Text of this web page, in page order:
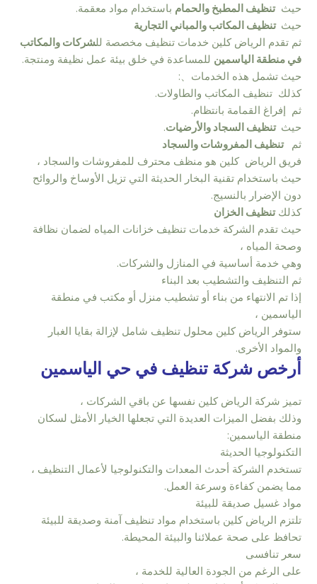
حيثتنظيف المطبخ والحمام باستخدام مواد معقمة.
حيث تنظيف المكاتب والمباني التجارية
ثم تقدم الرياض كلين خدمات تنظيف مخصصة للشركات والمكاتب
في منطقة الياسمين للمساعدة في خلق بيئة عمل نظيفة ومنتجة.
حيث تشمل هذه الخدمات、:
كذلك تنظيف المكاتب والطاولات.
ثم إفراغ القمامة بانتظام.
حيث تنظيف السجاد والأرضيات.
ثم تنظيف المفروشات والسجاد
فريق الرياض كلين هو منظف محترف للمفروشات والسجاد ،
حيث باستخدام تقنية البخار الحديثة التي تزيل الأوساخ والروائح
دون الإضرار بالنسيج.
كذلكتنظيف الخزان
حيث تقدم الشركة خدمات تنظيف خزانات المياه لضمان نظافة
وصحة المياه ،
وهي خدمة أساسية في المنازل والشركات.
ثم التنظيف والتشطيب بعد البناء
إذا تم الانتهاء من بناء أو تشطيب منزل أو مكتب في منطقة
الياسمين ،
ستوفر الرياض كلين محلول تنظيف شامل لإزالة بقايا الغبار
والمواد الأخرى.
أرخص شركة تنظيف في حي الياسمين
تميز شركة الرياض كلين نفسها عن باقي الشركات ،
وذلك بفضل الميزات العديدة التي تجعلها الخيار الأمثل لسكان
منطقة الياسمين:
التكنولوجيا الحديثة
تستخدم الشركة أحدث المعدات والتكنولوجيا لأعمال التنظيف ،
مما يضمن كفاءة وسرعة العمل.
مواد غسيل صديقة للبيئة
تلتزم الرياض كلين باستخدام مواد تنظيف آمنة وصديقة للبيئة
تحافظ على صحة عملائنا والبيئة المحيطة.
سعر تنافسى
على الرغم من الجودة العالية للخدمة ،